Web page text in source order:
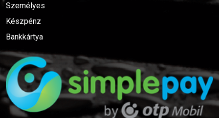
Személyes
Készpénz
Bankkártya